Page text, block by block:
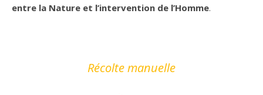
entre la Nature et l’intervention de l’Homme.
Récolte manuelle